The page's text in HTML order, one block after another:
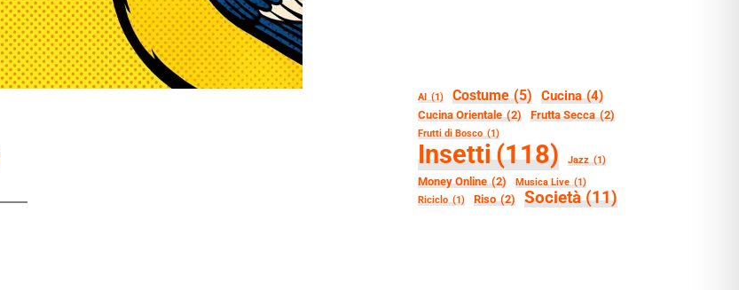
AI (1) Costume (5) Cucina (4)
Cucina Orientale (2) Frutta Secca (2)
Frutti di Bosco (1)
Insetti(118) Jazz (1)
Money Online (2) Musica Live (1)
Riciclo (1) Riso (2) Società (11)